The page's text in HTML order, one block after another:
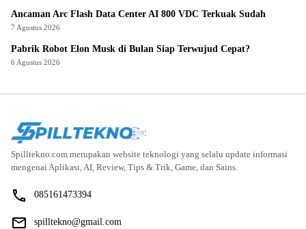
Ancaman Arc Flash Data Center AI 800 VDC Terkuak Sudah
7 Agustus 2026
Pabrik Robot Elon Musk di Bulan Siap Terwujud Cepat?
6 Agustus 2026
Spilltekno.com merupakan website teknologi yang selalu update informasi
mengenai Aplikasi, AI, Review, Tips & Trik, Game, dan Sains.
085161473394
spilltekno@gmail.com